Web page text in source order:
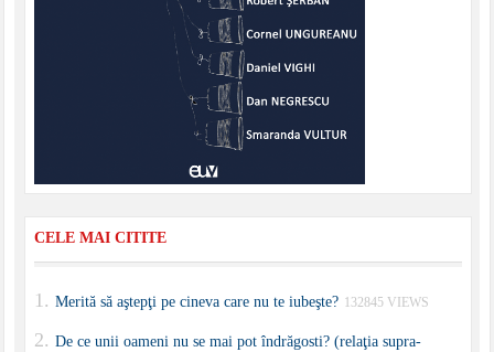
CELE MAI CITITE
Merită să aştepţi pe cineva care nu te iubeşte? 132845 VIEWS
De ce unii oameni nu se mai pot îndrăgosti? (relaţia supra-